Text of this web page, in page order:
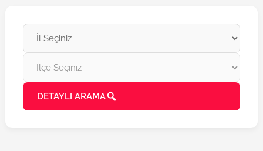
DETAYLI ARAMA